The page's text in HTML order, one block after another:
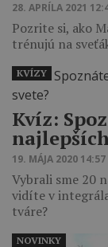
28. APRÍLA 2021
Pozrite si, ako
trénujú na
Kvíz:
19. MÁJA 2020 14:57
Vybrali sme 20
vidíte v
tváre?
KVÍZY
NOVINKY